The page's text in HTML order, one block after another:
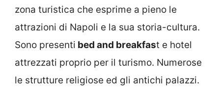
zona turistica che esprime a pieno le
attrazioni di Napoli e la sua storia-cultura.
Sono presenti bed and breakfast e hotel
attrezzati proprio per il turismo. Numerose
le strutture religiose ed gli antichi palazzi.